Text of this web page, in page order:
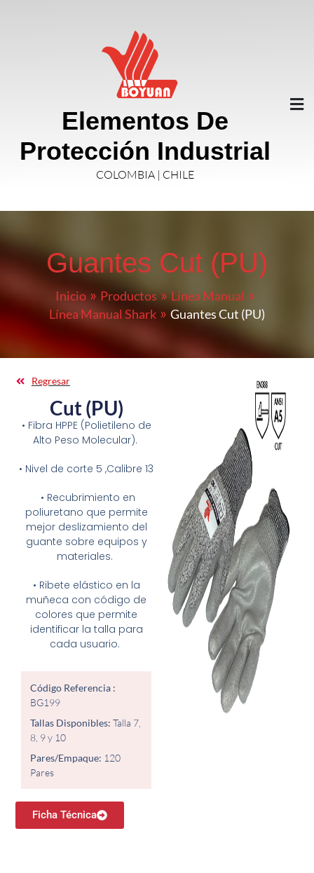
Elementos De
Protección Industrial
COLOMBIA | CHILE
Guantes Cut (PU)
Inicio Productos
Línea Manual
Línea Manual Shark
Guantes Cut (PU)
Cut (PU)
• Fibra HPPE (Polietileno de
Alto Peso Molecular).
• Nivel de corte 5 ,Calibre 13
• Recubrimiento en
poliuretano que permite
mejor deslizamiento del
guante sobre equipos y
materiales.
• Ribete elástico en la
muñeca con código de
colores que permite
identificar la talla para
cada usuario.
Código Referencia :
BG199
Tallas Disponibles:Talla 7,
8, 9 y 10
Pares/Empaque: 120
Pares
Ficha Técnica
Regresar